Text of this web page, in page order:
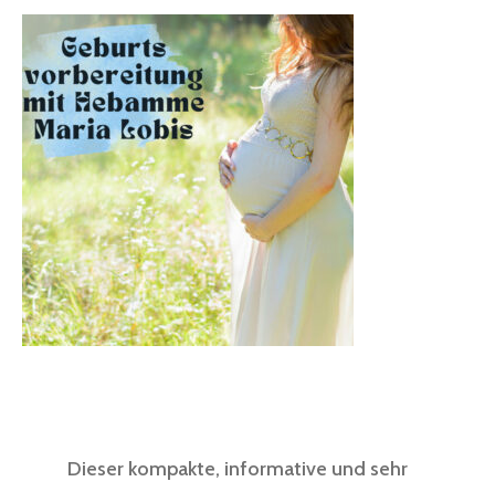
Dieser kompakte, informative und sehr